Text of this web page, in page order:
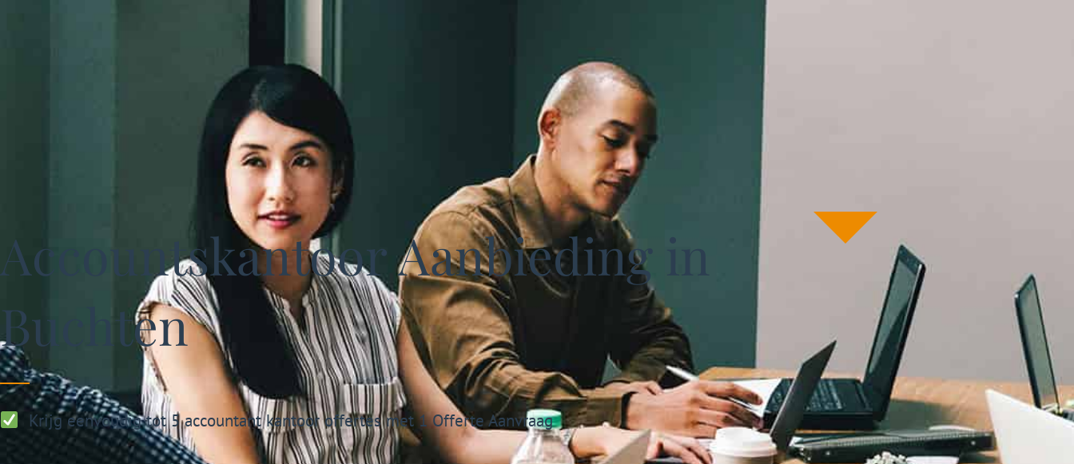
Accountskantoor Aanbieding in
Buchten
Krijg eenvoudig tot 5 accountant kantoor offertes met 1 Offerte Aanvraag